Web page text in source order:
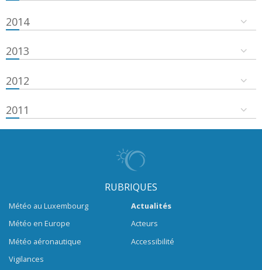
2014
2013
2012
2011
RUBRIQUES
Météo au Luxembourg
Météo en Europe
Météo aéronautique
Vigilances
Actualités
Acteurs
Accessibilité